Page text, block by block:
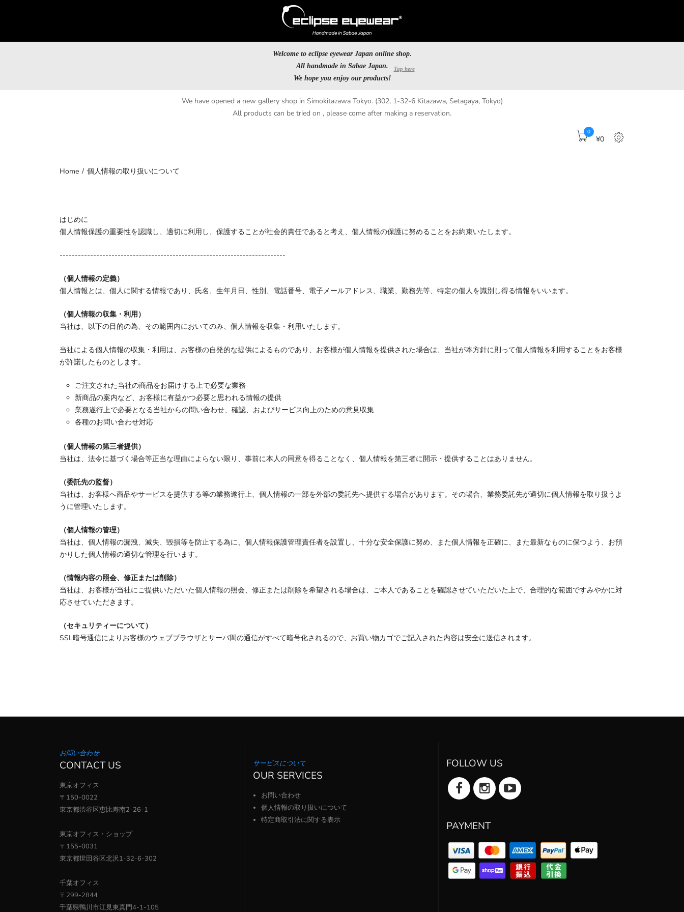
Welcome to eclipse eyewear Japan online shop.
All handmade in Sabae Japan.
We hope you enjoy our products!
We have opened a new gallery shop in Simokitazawa Tokyo. (302, 1-32-6 Kitazawa, Setagaya, Tokyo)
All products can be tried on , please come after making a reservation.
0
¥0
Home 個人情報の取り扱いについて
はじめに
個人情報保護の重要性を認識し、適切に利用し、保護することが社会的責任であると考え、個人情報の保護に努めることをお約束いたします。
--------------------------------------------------------------------------
（個人情報の定義）
個人情報とは、個人に関する情報であり、氏名、生年月日、性別、電話番号、電子メールアドレス、職業、勤務先等、特定の個人を識別し得る情報をいいます。
（個人情報の収集・利用）
当社は、以下の目的の為、その範囲内においてのみ、個人情報を収集・利用いたします。
当社による個人情報の収集・利用は、お客様の自発的な提供によるものであり、お客様が個人情報を提供された場合は、当社が本方針に則って個人情報を利用することをお客様
が許諾したものとします。
ご注文された当社の商品をお届けする上で必要な業務
新商品の案内など、お客様に有益かつ必要と思われる情報の提供
業務遂行上で必要となる当社からの問い合わせ、確認、およびサービス向上のための意見収集
各種のお問い合わせ対応
（個人情報の第三者提供）
当社は、法令に基づく場合等正当な理由によらない限り、事前に本人の同意を得ることなく、個人情報を第三者に開示・提供することはありません。
（委託先の監督）
当社は、お客様へ商品やサービスを提供する等の業務遂行上、個人情報の一部を外部の委託先へ提供する場合があります。その場合、業務委託先が適切に個人情報を取り扱うよ
うに管理いたします。
（個人情報の管理）
当社は、個人情報の漏洩、滅失、毀損等を防止する為に、個人情報保護管理責任者を設置し、十分な安全保護に努め、また個人情報を正確に、また最新なものに保つよう、お預
かりした個人情報の適切な管理を行います。
（情報内容の照会、修正または削除）
当社は、お客様が当社にご提供いただいた個人情報の照会、修正または削除を希望される場合は、ご本人であることを確認させていただいた上で、合理的な範囲ですみやかに対
応させていただきます。
（セキュリティーについて）
SSL暗号通信によりお客様のウェブブラウザとサーバ間の通信がすべて暗号化されるので、お買い物カゴでご記入された内容は安全に送信されます。
お問い合わせ
CONTACT US
東京オフィス
〒150-0022
東京都渋谷区恵比寿南2-26-1
東京オフィス・ショップ
〒155-0031
東京都世田谷区北沢1-32-6-302
千葉オフィス
〒299-2844
千葉県鴨川市江見東真門4-1-105
サービスについて
OUR SERVICES
お問い合わせ
個人情報の取り扱いについて
特定商取引法に関する表示
FOLLOW US
PAYMENT